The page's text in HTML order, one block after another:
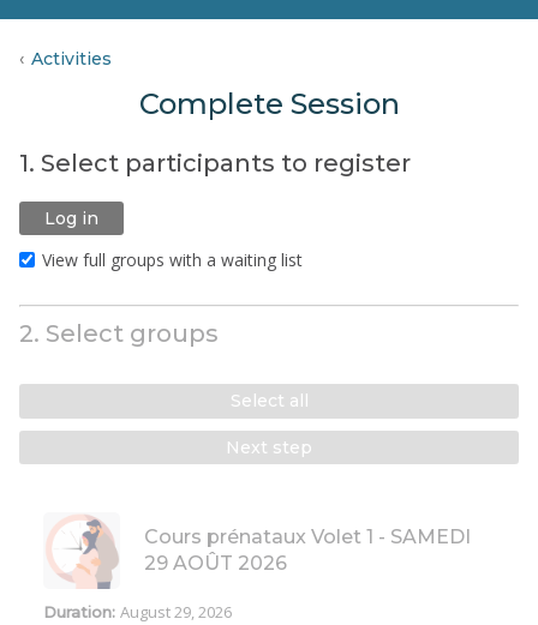
Activities
Complete Session
1. Select participants to register
Log in
View full groups with a waiting list
2. Select groups
Select all
Next step
Cours prénataux Volet 1 - SAMEDI
29 AOÛT 2026
Duration: August 29, 2026